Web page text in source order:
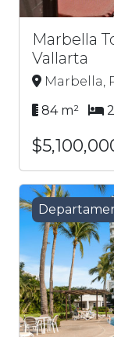
Marbella
Vallarta
Marbella,
84 m²
2